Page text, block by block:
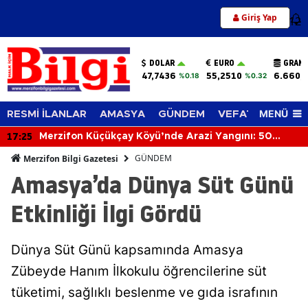
Giriş Yap 12
DOLAR
47,7436 %0.18
EURO
55,2510 %0.32
RESMİ İLANLAR AMASYA GÜNDEM VEFAT EDENLER
MENÜ
17:25
Merzifon Küçükçay Köyü’nde Arazi Yangını: 50
Merzifon Bilgi Gazetesi GÜNDEM
Amasya’da Dünya Süt Günü
Etkinliği İlgi Gördü
Dünya Süt Günü kapsamında Amasya
Zübeyde Hanım İlkokulu öğrencilerine süt
tüketimi, sağlıklı beslenme ve gıda israfının